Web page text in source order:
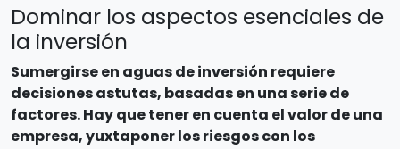
Dominar los aspectos esenciales de
la inversión
Sumergirse en aguas de inversión requiere
decisiones astutas, basadas en una serie de
factores. Hay que tener en cuenta el valor de una
empresa, yuxtaponer los riesgos con los